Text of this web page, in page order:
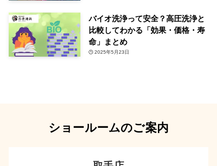
バイオ洗浄って安全？高圧洗浄と
比較してわかる「効果・価格・寿
命」まとめ
2025年5月23日
ショールームのご案内